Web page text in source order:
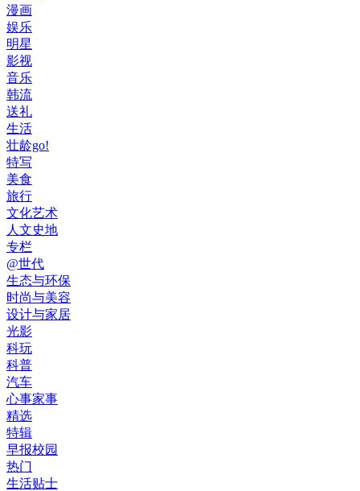
漫画
娱乐
明星
影视
音乐
韩流
送礼
生活
壮龄go!
特写
美食
旅行
文化艺术
人文史地
专栏
@世代
生态与环保
时尚与美容
设计与家居
光影
科玩
科普
汽车
心事家事
精选
特辑
早报校园
热门
生活贴士